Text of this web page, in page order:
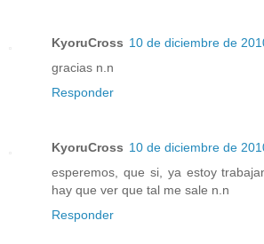
KyoruCross 10 de diciembre de
gracias n.n
Responder
KyoruCross 10 de diciembre de
esperemos, que si, ya estoy
hay que ver que tal me sale n.n
Responder